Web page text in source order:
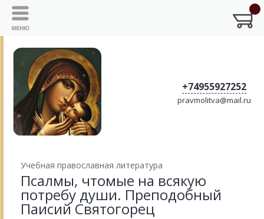
+74955927252
pravmolitva@mail.ru
Учебная православная литература
Псалмы, чтомые на всякую
потребу души. Преподобный
Паисий Святогорец